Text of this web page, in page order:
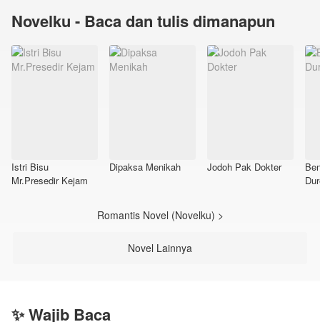
Novelku - Baca dan tulis dimanapun
Istri Bisu
Mr.Presedir Kejam
Dipaksa Menikah Jodoh Pak Dokter
Romantis Novel (Novelku) >
Novel Lainnya
✨ Wajib Baca